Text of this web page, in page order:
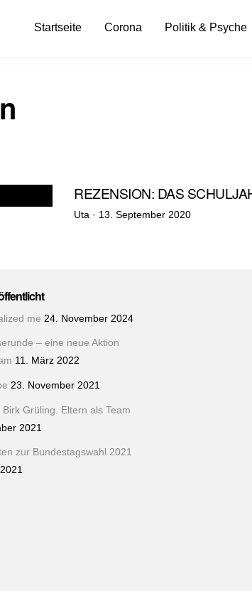
Startseite Corona Politik & Psyche
REZENSION: DAS
Uta · Veröffentlicht
13. September 2020
me 24. November 2024
– eine neue Aktion
11. März 2022
23. November 2021
Birk Grüling. Eltern als Team
2021
zur Bundestagswahl 2021